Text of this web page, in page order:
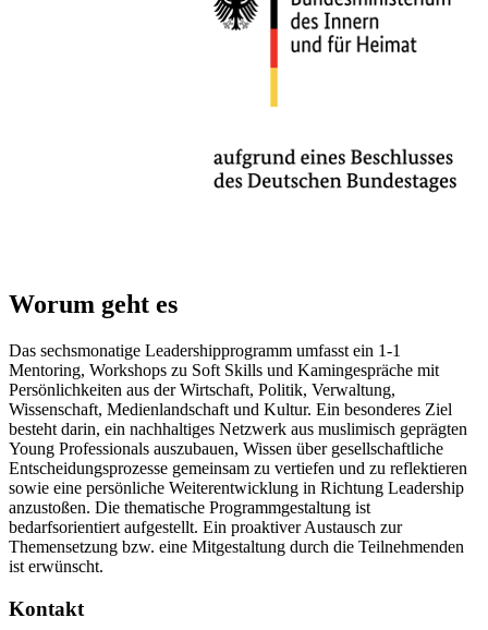
Worum geht es
Das sechsmonatige Leadershipprogramm umfasst ein 1-1
Mentoring, Workshops zu Soft Skills und Kamingespräche mit
Persönlichkeiten aus der Wirtschaft, Politik, Verwaltung,
Wissenschaft, Medienlandschaft und Kultur. Ein besonderes Ziel
besteht darin, ein nachhaltiges Netzwerk aus muslimisch geprägten
Young Professionals auszubauen, Wissen über gesellschaftliche
Entscheidungsprozesse gemeinsam zu vertiefen und zu reflektieren
sowie eine persönliche Weiterentwicklung in Richtung Leadership
anzustoßen. Die thematische Programmgestaltung ist
bedarfsorientiert aufgestellt. Ein proaktiver Austausch zur
Themensetzung bzw. eine Mitgestaltung durch die Teilnehmenden
ist erwünscht.
Kontakt